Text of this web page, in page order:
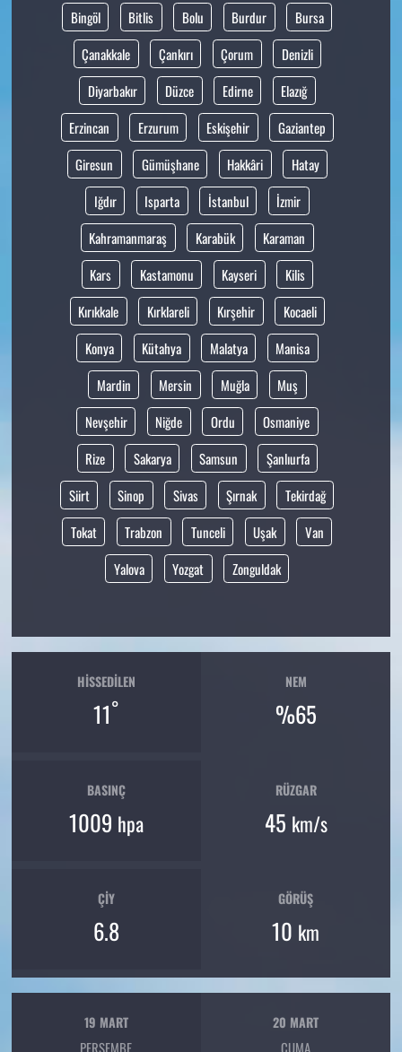
Bingöl
Bitlis Bolu Burdur
Bursa
Çanakkale
Çankırı Çorum
Denizli
Diyarbakır
Düzce Edirne
Elazığ
Erzincan
Erzurum Eskişehir
Gaziantep
Giresun
Gümüşhane Hakkâri
Hatay
Iğdır
Isparta İstanbul
İzmir
Kahramanmaraş
Karabük
Karaman
Kars
Kastamonu Kayseri
Kilis
Kırıkkale
Kırklareli Kırşehir
Kocaeli
Konya
Kütahya Malatya
Manisa
Mardin
Mersin Muğla
Muş
Nevşehir
Niğde Ordu
Osmaniye
Rize
Sakarya Samsun
Şanlıurfa
Siirt
Sinop Sivas Şırnak
Tekirdağ
Tokat
Trabzon Tunceli Uşak
Van
Yalova
Yozgat Zonguldak
HISSEDILEN
11°
NEM
%65
BASINÇ
1009 hpa
RÜZGAR
45 km/s
ÇIY
6.8
GÖRÜŞ
10 km
19 MART
PERŞEMBE
20 MART
CUMA